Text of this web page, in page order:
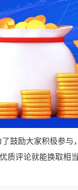
鼓励大家积极参与
评论就能换取相